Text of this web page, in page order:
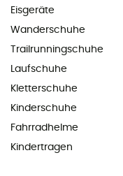
Eisgeräte
Wanderschuhe
Trailrunningschuhe
Laufschuhe
Kletterschuhe
Kinderschuhe
Fahrradhelme
Kindertragen